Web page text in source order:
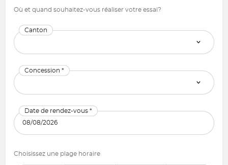
Où et quand souhaitez-vous réaliser votre essai?
Canton
Concession *
Date de rendez-vous *
Choisissez une plage horaire